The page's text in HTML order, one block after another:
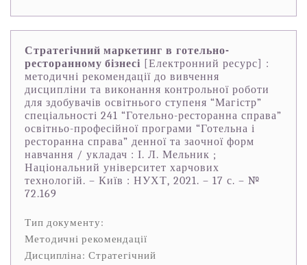
Стратегічний маркетинг в готельно-
ресторанному бізнесі [Електронний ресурс] :
методичні рекомендації до вивчення
дисципліни та виконання контрольної роботи
для здобувачів освітнього ступеня “Магістр”
спеціальності 241 “Готельно-ресторанна справа”
освітньо-професійної програми “Готельна і
ресторанна справа” денної та заочної форм
навчання / укладач : І. Л. Мельник ;
Національний університет харчових
технологій. – Київ : НУХТ, 2021. – 17 с. – №
72.169
Тип документу:
Методичні рекомендації
Дисципліна: Стратегічний